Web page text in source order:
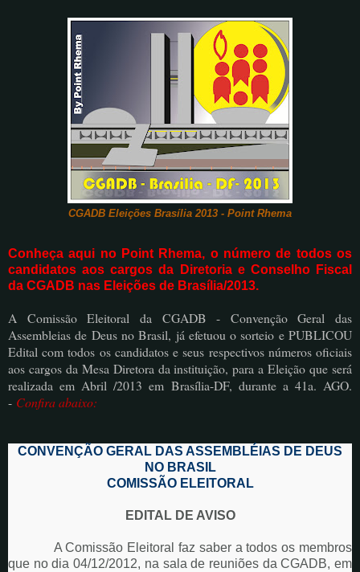
CGADB Eleições Brasília 2013 - Point Rhema
Conheça aqui no Point Rhema, o número de todos os
candidatos aos cargos da Diretoria e Conselho Fiscal
da CGADB nas Eleições de Brasília/2013.
A Comissão Eleitoral da CGADB - Convenção Geral das
Assembleias de Deus no Brasil, já efetuou o sorteio e PUBLICOU
Edital com todos os candidatos e seus respectivos números oficiais
aos cargos da Mesa Diretora da instituição, para a Eleição que será
realizada em Abril /2013 em Brasília-DF, durante a 41a. AGO.
- Confira abaixo:
CONVENÇÃO GERAL DAS ASSEMBLÉIAS DE DEUS
NO BRASIL
COMISSÃO ELEITORAL
EDITAL DE AVISO
A Comissão Eleitoral faz saber a todos os membros
que no dia 04/12/2012, na sala de reuniões da CGADB, em